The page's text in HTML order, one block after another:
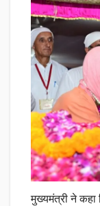
मुख्यमंत्री ने कहा